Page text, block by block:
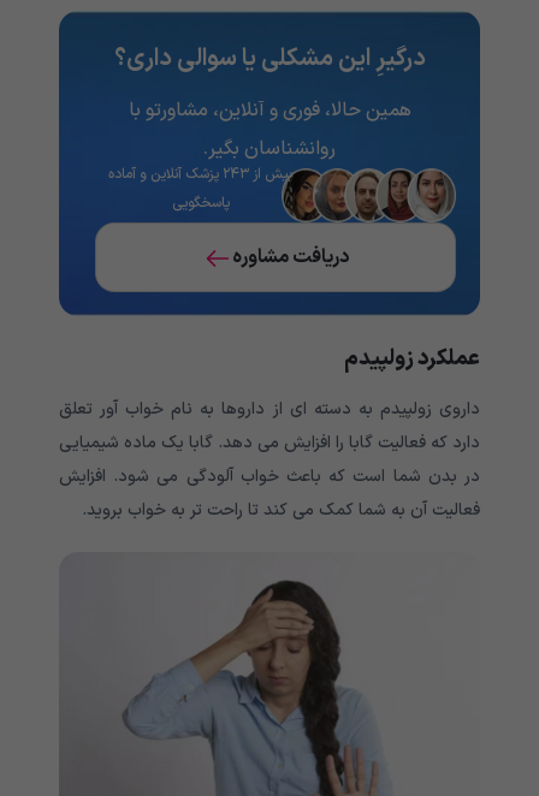
درگیرِ این مشکلی یا سوالی داری؟
همین حالا، فوری و آنلاین، مشاورتو با
روانشناسان بگیر.
بیش از ۲۴۳ پزشک آنلاین و آماده
پاسخگویی
دریافت مشاوره
عملکرد زولپیدم
داروی زولپیدم به دسته ای از داروها به نام خواب آور تعلق
دارد که فعالیت گابا را افزایش می دهد. گابا یک ماده شیمیایی
در بدن شما است که باعث خواب آلودگی می شود. افزایش
فعالیت آن به شما کمک می کند تا راحت تر به خواب بروید.